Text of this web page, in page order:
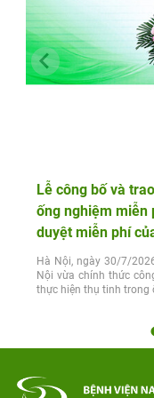
Lễ công bố và
ống nghiệm miễn
duyệt miễn phí
Hà Nội, ngày 30/7/
Nội vừa chính thức
thực hiện thụ tinh trong